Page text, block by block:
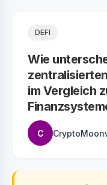
DEFI
Wie
im Vergleich
C